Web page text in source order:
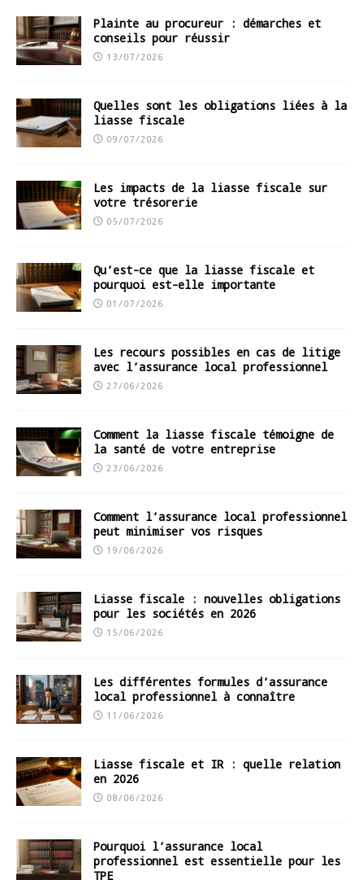
Plainte au procureur : démarches et
conseils pour réussir
13/07/2026
Quelles sont les obligations liées à la
liasse fiscale
09/07/2026
Les impacts de la liasse fiscale sur
votre trésorerie
05/07/2026
Qu’est-ce que la liasse fiscale et
pourquoi est-elle importante
01/07/2026
Les recours possibles en cas de litige
avec l’assurance local professionnel
27/06/2026
Comment la liasse fiscale témoigne de
la santé de votre entreprise
23/06/2026
Comment l’assurance local professionnel
peut minimiser vos risques
19/06/2026
Liasse fiscale : nouvelles obligations
pour les sociétés en 2026
15/06/2026
Les différentes formules d’assurance
local professionnel à connaître
11/06/2026
Liasse fiscale et IR : quelle relation
en 2026
08/06/2026
Pourquoi l’assurance local
professionnel est essentielle pour les
TPE